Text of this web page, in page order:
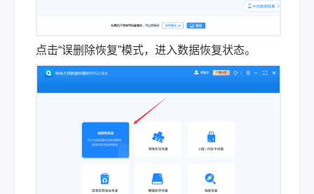
点击“误删除恢复”模式，进入数据恢复状态。